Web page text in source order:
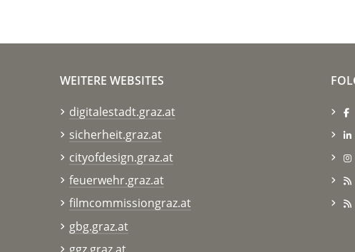
WEITERE WEBSITES
digitalestadt.graz.at
sicherheit.graz.at
cityofdesign.graz.at
feuerwehr.graz.at
filmcommissiongraz.at
gbg.graz.at